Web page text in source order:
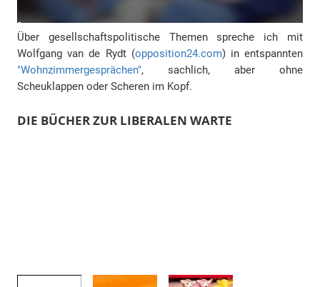
Über gesellschaftspolitische Themen spreche ich mit
Wolfgang van de Rydt (opposition24.com) in entspannten
"Wohnzimmergesprächen", sachlich, aber ohne
Scheuklappen oder Scheren im Kopf.
DIE BÜCHER ZUR LIBERALEN WARTE